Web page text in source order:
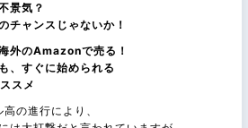
景気？
チャンスじゃないか！
外のAmazonで売る！
、すぐに始められる
スメ
の進行により、